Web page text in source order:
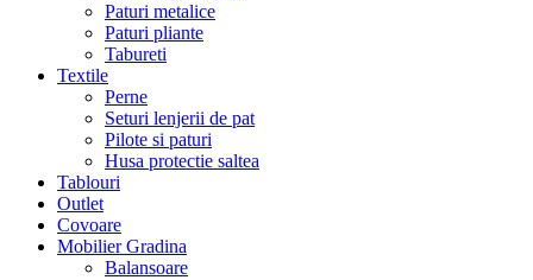
Paturi metalice
Paturi pliante
Tabureti
Textile
Perne
Seturi lenjerii de pat
Pilote si paturi
Husa protectie saltea
Tablouri
Outlet
Covoare
Mobilier Gradina
Balansoare